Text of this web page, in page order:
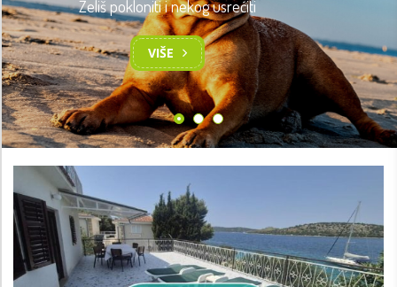
Želiš pokloniti i nekog usrećiti
VIŠE